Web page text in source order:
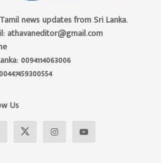
news updates from Sri Lanka.
athavaneditor@gmail.com
0094114063006
Us